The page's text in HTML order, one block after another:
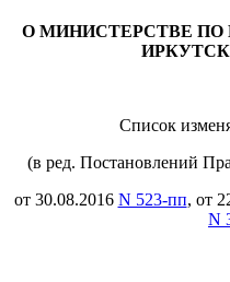
О МИНИСТЕРСТВЕ
Список
(в ред. Постановлений
от 30.08.2016 N 523-пп, от
N